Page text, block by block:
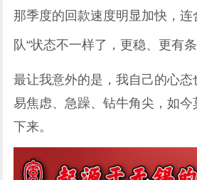
那季度的回款速度明显加快，连
队“状态不一样了，更稳、更有条
最让我意外的是，我自己的心
易焦虑、急躁、钻牛角尖，如
下来。